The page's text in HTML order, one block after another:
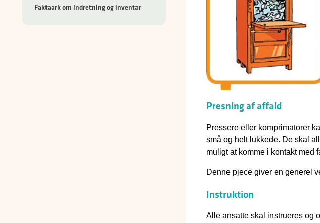
Faktaark om indretning og inventar
Presning af affald
Pressere eller komprimatorer
små og helt lukkede. De skal
muligt at komme i kontakt
Denne pjece giver en generel
Instruktion
Alle ansatte skal instrueres og